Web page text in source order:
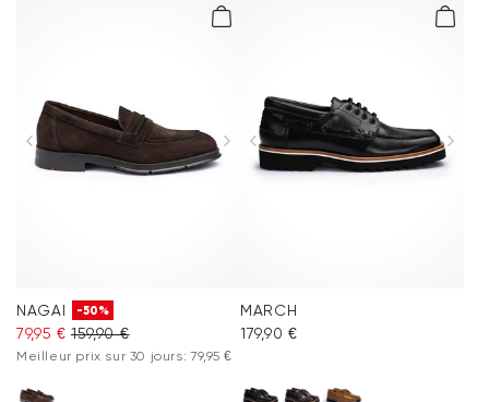
NAGAI -50%
79,95 € 159,90 €
Meilleur prix sur 30 jours: 79,95 €
MARCH
179,90 €